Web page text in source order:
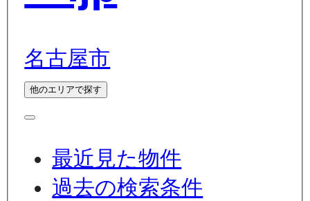
名古屋市
他のエリアで探す
最近見た物件
過去の検索条件